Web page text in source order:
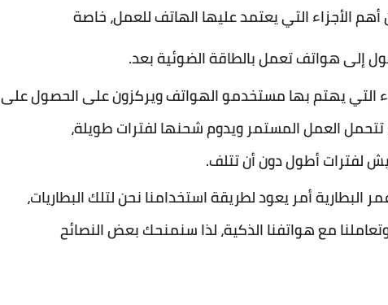
الأجزاء التي يعتمد عليها الهاتف للعمل، خاصة
إلى هواتف تعمل بالطاقة الضوئية بعد.
التي يهتم بها مستخدمو الهواتف ويركزون على الحصول على
العمل المستمر ويدوم شحنها لفترات طويلة،
لفترات أطول دون أن تتلف.
أمر يعود لطريقة استخدامنا نحن لتلك البطاريات،
مع هواتفنا الذكية، لذا سنمنحك بعض النصائح